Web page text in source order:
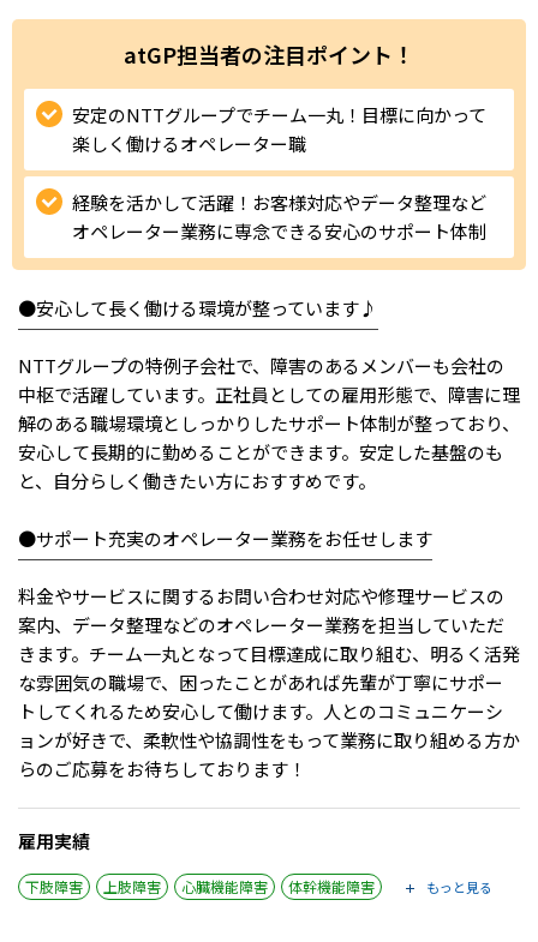
atGP担当者の注目ポイント！
安定のNTTグループでチーム一丸！目標に向かって
楽しく働けるオペレーター職
経験を活かして活躍！お客様対応やデータ整理など
オペレーター業務に専念できる安心のサポート体制
●安心して長く働ける環境が整っています♪
￣￣￣￣￣￣￣￣￣￣￣￣￣￣￣￣￣￣￣￣
NTTグループの特例子会社で、障害のあるメンバーも会社の
中枢で活躍しています。正社員としての雇用形態で、障害に理
解のある職場環境としっかりしたサポート体制が整っており、
安心して長期的に勤めることができます。安定した基盤のも
と、自分らしく働きたい方におすすめです。
●サポート充実のオペレーター業務をお任せします
￣￣￣￣￣￣￣￣￣￣￣￣￣￣￣￣￣￣￣￣￣￣￣
料金やサービスに関するお問い合わせ対応や修理サービスの
案内、データ整理などのオペレーター業務を担当していただ
きます。チーム一丸となって目標達成に取り組む、明るく活発
な雰囲気の職場で、困ったことがあれば先輩が丁寧にサポー
トしてくれるため安心して働けます。人とのコミュニケーシ
ョンが好きで、柔軟性や協調性をもって業務に取り組める方か
らのご応募をお待ちしております！
雇用実績
下肢障害 上肢障害 心臓機能障害 体幹機能障害 もっと見る
障害のある新卒学生専門の就職エージェントサービス
求人検索・スカウトサービス
障害者専門の求人検索・スカウトサービス
就労移行支援サービス
障害別専門支援の就労移行支援サービス
IT・Web制作スキルを身につける就労移行支援サービス
ソーシャルファームサービス
しいたけ生産で実現する
就労移行支援サービス
就職・転職ノウハウ
お問い合わせ・よくある質問
お問い合わせ
よくある質問
採用をお考えの企業様はこちら
メニューを閉じる